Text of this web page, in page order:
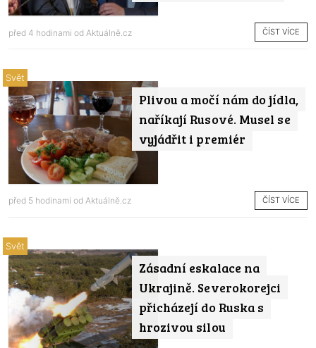
před 4 hodinami od Aktuálně.cz ČÍST VÍCE
Plivou a močí nám do jídla,
naříkají Rusové. Musel se
vyjádřit i premiér
Svět
před 5 hodinami od Aktuálně.cz ČÍST VÍCE
Zásadní eskalace na
Ukrajině. Severokorejci
přicházejí do Ruska s
hrozivou silou
Svět